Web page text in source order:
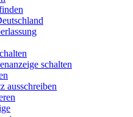
schalten
ausschreiben